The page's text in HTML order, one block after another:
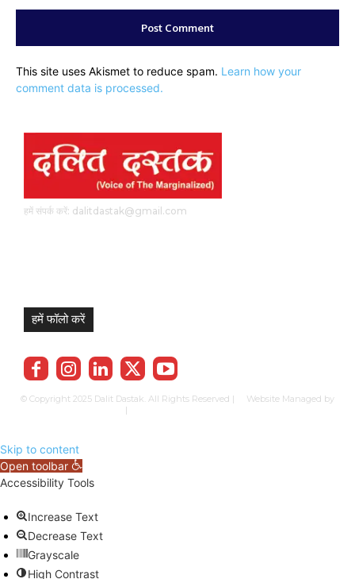
This site uses Akismet to reduce spam. Learn how your
comment data is processed.
हमें संपर्क करें: dalitdastak@gmail.com
हमें फॉलो करें
© Copyright 2025 Dalit Dastak. All Rights Reserved | Website Managed by
|
Skip to content
Open toolbar
Accessibility Tools
Increase Text
Decrease Text
Grayscale
High Contrast